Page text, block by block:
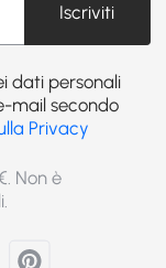
Iscriviti
dati personali
mail secondo
Privacy
Non è